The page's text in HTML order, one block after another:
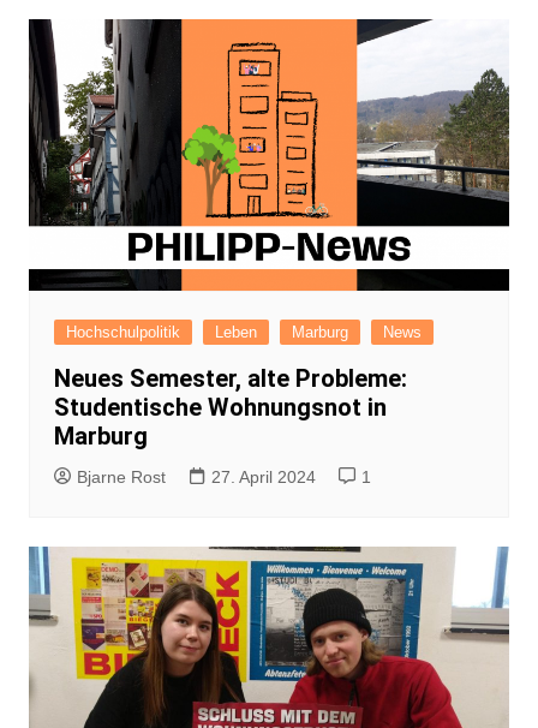
Hochschulpolitik Leben Marburg News
Neues Semester, alte Probleme:
Studentische Wohnungsnot in
Marburg
Bjarne Rost 27. April 2024 1